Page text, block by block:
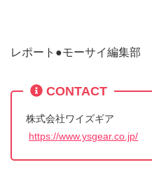
レポート●モーサイ編集部
CONTACT
株式会社ワイズギア
https://www.ysgear.co.jp/